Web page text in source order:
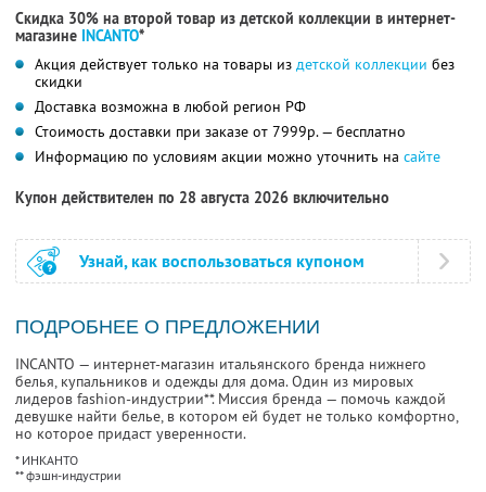
Скидка 30% на второй товар из детской коллекции в интернет-
магазине INCANTO*
Акция действует только на товары из детской коллекции без
скидки
Доставка возможна в любой регион РФ
Стоимость доставки при заказе от 7999р. — бесплатно
Информацию по условиям акции можно уточнить на сайте
Купон действителен по 28 августа 2026 включительно
Узнай, как воспользоваться купоном
ПОДРОБНЕЕ О ПРЕДЛОЖЕНИИ
INCANTO — интернет-магазин итальянского бренда нижнего
белья, купальников и одежды для дома. Один из мировых
лидеров fashion-индустрии**. Миссия бренда — помочь каждой
девушке найти белье, в котором ей будет не только комфортно,
но которое придаст уверенности.
* ИНКАНТО
** фэшн-индустрии